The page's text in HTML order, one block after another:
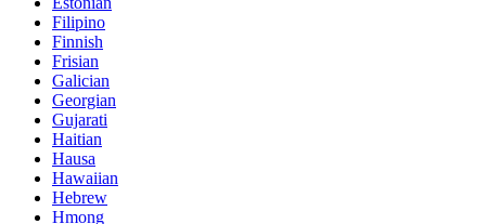
Filipino
Finnish
Frisian
Galician
Georgian
Gujarati
Haitian
Hausa
Hawaiian
Hebrew
Hmong